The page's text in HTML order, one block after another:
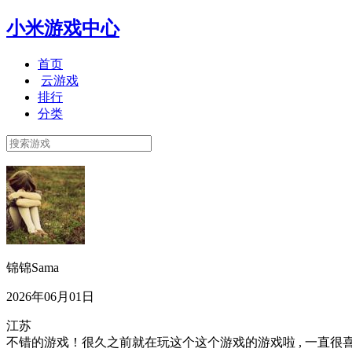
小米游戏中心
首页
云游戏
排行
分类
锦锦Sama
2026年06月01日
江苏
不错的游戏！很久之前就在玩这个这个游戏的游戏啦 , 一直很